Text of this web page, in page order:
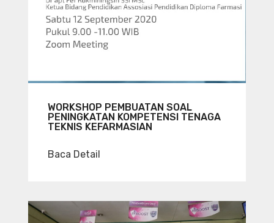
WORKSHOP PEMBUATAN SOAL
PENINGKATAN KOMPETENSI TENAGA
TEKNIS KEFARMASIAN
Baca Detail